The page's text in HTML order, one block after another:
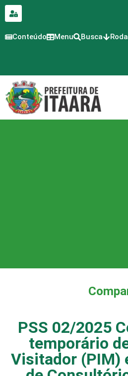
conteúdo
Conteúdo Menu Busca
PSS 02/2025
temporário
Visitador (PIM)